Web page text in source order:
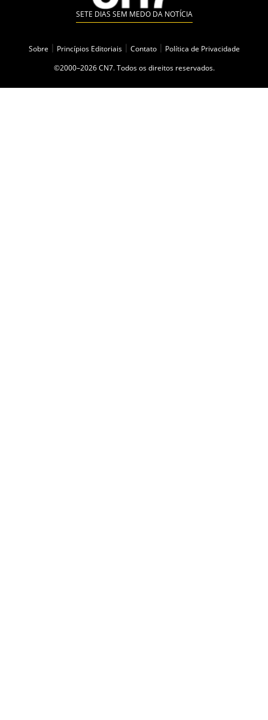
SETE DIAS SEM MEDO DA NOTÍCIA
Sobre Princípios Editoriais Contato
Política de Privacidade
©2000–2026 CN7. Todos os direitos reservados.